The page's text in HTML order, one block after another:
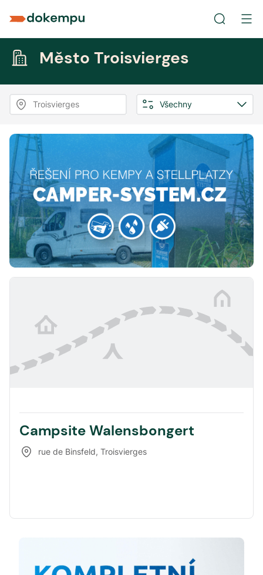
Město Troisvierges
Troisvierges Všechny
Campsite Walensbongert
rue de Binsfeld, Troisvierges